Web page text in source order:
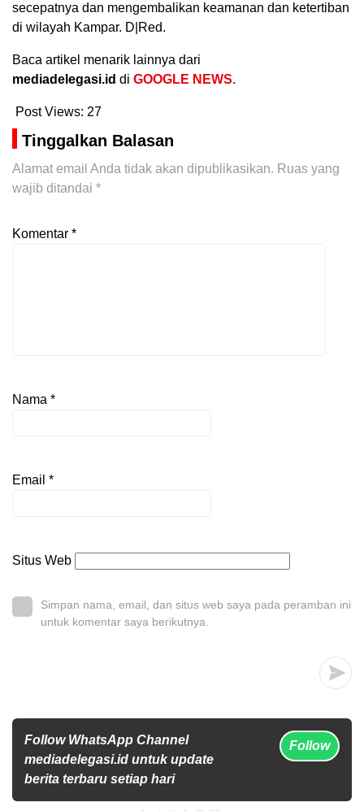
secepatnya dan mengembalikan keamanan dan ketertiban
di wilayah Kampar. D|Red.
Baca artikel menarik lainnya dari
mediadelegasi.id di GOOGLE NEWS.
Post Views: 27
Tinggalkan Balasan
Alamat email Anda tidak akan dipublikasikan. Ruas yang
wajib ditandai *
Komentar *
Nama *
Email *
Situs Web
Simpan nama, email, dan situs web saya pada peramban ini
untuk komentar saya berikutnya.
Follow WhatsApp Channel
mediadelegasi.id untuk update
berita terbaru setiap hari
Follow